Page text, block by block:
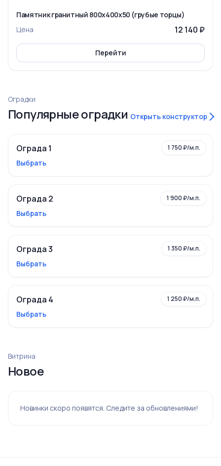
Памятник гранитный 800x400x50 (грубые торцы)
Цена
12 140 ₽
Перейти
Оградки
Популярные оградки Открыть конструктор
1 750 ₽/м.п.
Ограда 1
Выбрать
1 900 ₽/м.п.
Ограда 2
Выбрать
1 350 ₽/м.п.
Ограда 3
Выбрать
1 250 ₽/м.п.
Ограда 4
Выбрать
Витрина
Новое
Новинки скоро появятся. Следите за обновлениями!